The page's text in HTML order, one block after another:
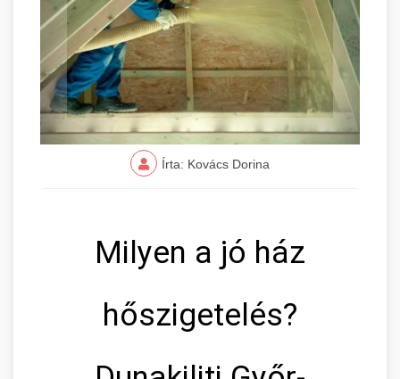
Írta: Kovács Dorina
Milyen a jó ház
hőszigetelés?